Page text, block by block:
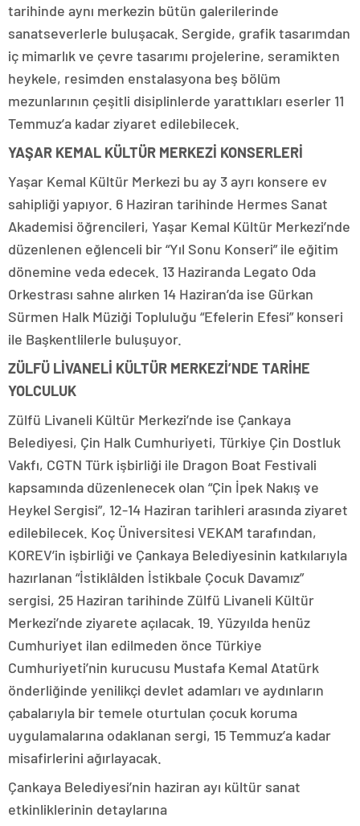
tarihinde aynı merkezin bütün galerilerinde
sanatseverlerle buluşacak. Sergide, grafik tasarımdan
iç mimarlık ve çevre tasarımı projelerine, seramikten
heykele, resimden enstalasyona beş bölüm
mezunlarının çeşitli disiplinlerde yarattıkları eserler 11
Temmuz’a kadar ziyaret edilebilecek.
YAŞAR KEMAL KÜLTÜR MERKEZİ KONSERLERİ
Yaşar Kemal Kültür Merkezi bu ay 3 ayrı konsere ev
sahipliği yapıyor. 6 Haziran tarihinde Hermes Sanat
Akademisi öğrencileri, Yaşar Kemal Kültür Merkezi’nde
düzenlenen eğlenceli bir “Yıl Sonu Konseri” ile eğitim
dönemine veda edecek. 13 Haziranda Legato Oda
Orkestrası sahne alırken 14 Haziran’da ise Gürkan
Sürmen Halk Müziği Topluluğu “Efelerin Efesi” konseri
ile Başkentlilerle buluşuyor.
ZÜLFÜ LİVANELİ KÜLTÜR MERKEZİ’NDE TARİHE
YOLCULUK
Zülfü Livaneli Kültür Merkezi’nde ise Çankaya
Belediyesi, Çin Halk Cumhuriyeti, Türkiye Çin Dostluk
Vakfı, CGTN Türk işbirliği ile Dragon Boat Festivali
kapsamında düzenlenecek olan “Çin İpek Nakış ve
Heykel Sergisi”, 12-14 Haziran tarihleri arasında ziyaret
edilebilecek. Koç Üniversitesi VEKAM tarafından,
KOREV’in işbirliği ve Çankaya Belediyesinin katkılarıyla
hazırlanan “İstiklâlden İstikbale Çocuk Davamız”
sergisi, 25 Haziran tarihinde Zülfü Livaneli Kültür
Merkezi’nde ziyarete açılacak. 19. Yüzyılda henüz
Cumhuriyet ilan edilmeden önce Türkiye
Cumhuriyeti’nin kurucusu Mustafa Kemal Atatürk
önderliğinde yenilikçi devlet adamları ve aydınların
çabalarıyla bir temele oturtulan çocuk koruma
uygulamalarına odaklanan sergi, 15 Temmuz’a kadar
misafirlerini ağırlayacak.
Çankaya Belediyesi’nin haziran ayı kültür sanat
etkinliklerinin detaylarına